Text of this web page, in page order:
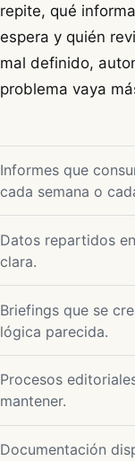
repite, qué
espera y quién
mal definido,
problema vaya
Informes que
cada semana o
Datos repartidos
clara.
Briefings que se
lógica parecida.
Procesos
mantener.
Documentación